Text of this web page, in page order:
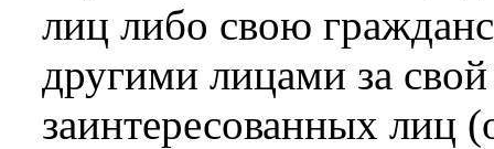
лиц либо свою
другими лицами за свой
заинтересованных лиц